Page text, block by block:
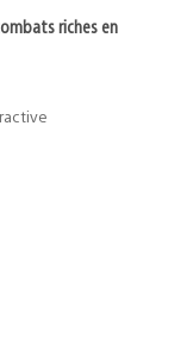
riches en